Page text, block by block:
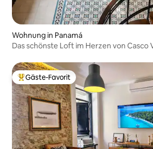
Wohnung in Panamá
Das schönste Loft im Herzen von Casco
Beliebter Gäste-Favorit.
Gäste-Favorit